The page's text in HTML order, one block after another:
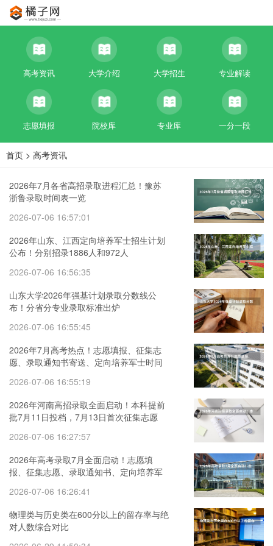
高考资讯 大学介绍 大学招生 专业解读
志愿填报 院校库 专业库 一分一段
首页 > 高考资讯
2026年7月各省高招录取进程汇总！豫苏
浙鲁录取时间表一览
2026-07-06 16:57:01
2026年山东、江西定向培养军士招生计划
公布！分别招录1886人和972人
2026-07-06 16:56:35
山东大学2026年强基计划录取分数线公
布！分省分专业录取标准出炉
2026-07-06 16:55:45
2026年7月高考热点！志愿填报、征集志
愿、录取通知书寄送、定向培养军士时间
2026-07-06 16:55:19
2026年河南高招录取全面启动！本科提前
批7月11日投档，7月13日首次征集志愿
2026-07-06 16:27:57
2026年高考录取7月全面启动！志愿填
报、征集志愿、录取通知书、定向培养军
2026-07-06 16:26:41
物理类与历史类在600分以上的留存率与绝
对人数综合对比